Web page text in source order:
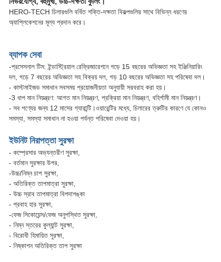
HERO-TECH চিলারগুলি বর্ধিত শক্তি-দক্ষতা বিকল্পগুলির সাথে বিভিন্ন ধরণের
অ্যাপ্লিকেশনের মূল্য প্রদান করে।
ব্যাপক সেবা
-প্রসেসনাল টিম: ইন্ডাস্ট্রিয়াল রেফ্রিজারেশনে গড়ে 15 বছরের অভিজ্ঞতা সহ ইঞ্জিনিয়ারিং
দল, গড়ে 7 বছরের অভিজ্ঞতা সহ বিক্রয় দল, গড় 10 বছরের অভিজ্ঞতা সহ পরিষেবা দল।
- কাস্টমাইজড সমাধান সবসময় প্রয়োজনীয়তা অনুযায়ী সরবরাহ করা হয়।
-3 ধাপ মান নিয়ন্ত্রণ: আগত মান নিয়ন্ত্রণ, প্রক্রিয়া মান নিয়ন্ত্রণ, বহির্গামী মান নিয়ন্ত্রণ।
- সব পণ্যের জন্য 12 মাসের গ্যারান্টি।ওয়ারেন্টির মধ্যে, চিলারের ত্রুটির কারণে যে কোনও
সমস্যা, সমস্যা সমাধান না হওয়া পর্যন্ত পরিষেবা দেওয়া হয়।
ইউনিট নিরাপত্তা সুরক্ষা
- কম্প্রেসার অভ্যন্তরীণ সুরক্ষা,
- বর্তমান সুরক্ষার উপর,
-উচ্চ/নিম্ন চাপ সুরক্ষা,
- অতিরিক্ত তাপমাত্রা সুরক্ষা,
- উচ্চ স্রাব তাপমাত্রা বিপদাশঙ্কা
- প্রবাহ হার সুরক্ষা,
-ফেজ সিকোয়েন্স/ফেজ অনুপস্থিত সুরক্ষা,
- নিম্ন স্তরের কুল্যান্ট সুরক্ষা,
- বিরোধী হিমায়িত সুরক্ষা,
- নিষ্কাশন অতিরিক্ত তাপ সুরক্ষা